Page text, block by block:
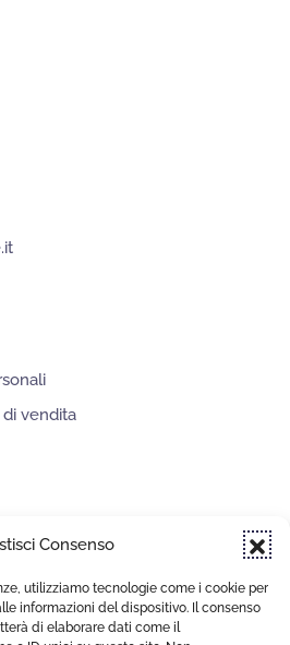
Consenso
utilizziamo tecnologie come i cookie per
informazioni del dispositivo. Il consenso
di elaborare dati come il
vendita
SITO REALIZZATO DA